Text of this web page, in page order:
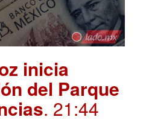
inicia
del Parque
. 21:44